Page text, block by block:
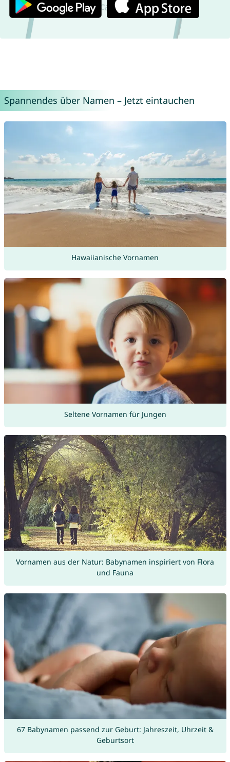
Spannendes über Namen – Jetzt eintauchen
Hawaiianische Vornamen
Seltene Vornamen für Jungen
Vornamen aus der Natur: Babynamen inspiriert von Flora
und Fauna
67 Babynamen passend zur Geburt: Jahreszeit, Uhrzeit &
Geburtsort